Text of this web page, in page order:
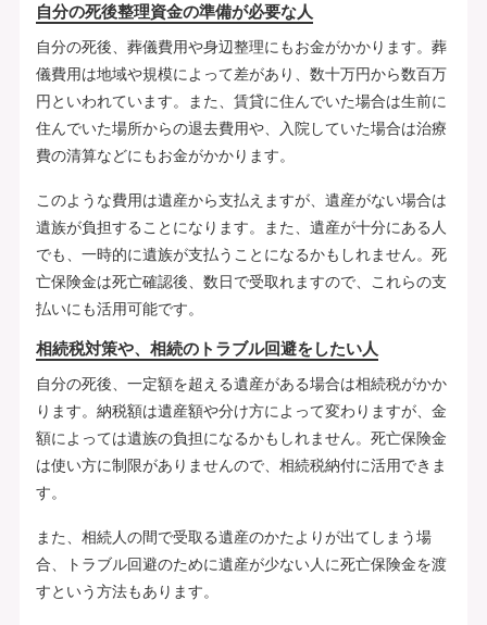
自分の死後整理資金の準備が必要な人
自分の死後、葬儀費用や身辺整理にもお金がかかります。葬
儀費用は地域や規模によって差があり、数十万円から数百万
円といわれています。また、賃貸に住んでいた場合は生前に
住んでいた場所からの退去費用や、入院していた場合は治療
費の清算などにもお金がかかります。
このような費用は遺産から支払えますが、遺産がない場合は
遺族が負担することになります。また、遺産が十分にある人
でも、一時的に遺族が支払うことになるかもしれません。死
亡保険金は死亡確認後、数日で受取れますので、これらの支
払いにも活用可能です。
相続税対策や、相続のトラブル回避をしたい人
自分の死後、一定額を超える遺産がある場合は相続税がかか
ります。納税額は遺産額や分け方によって変わりますが、金
額によっては遺族の負担になるかもしれません。死亡保険金
は使い方に制限がありませんので、相続税納付に活用できま
す。
また、相続人の間で受取る遺産のかたよりが出てしまう場
合、トラブル回避のために遺産が少ない人に死亡保険金を渡
すという方法もあります。